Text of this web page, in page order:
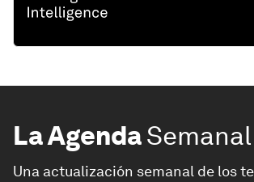
La AgendaSemanal
Una actualización semanal de los